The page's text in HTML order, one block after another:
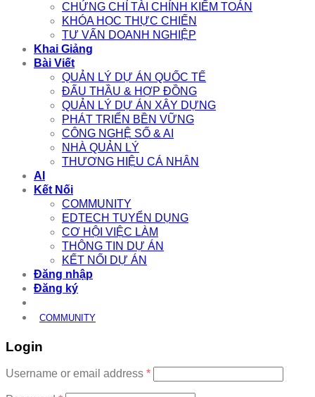
CHỨNG CHỈ TÀI CHÍNH KIỂM TOÁN
KHÓA HỌC THỰC CHIẾN
TƯ VẤN DOANH NGHIỆP
Khai Giảng
Bài Viết
QUẢN LÝ DỰ ÁN QUỐC TẾ
ĐẤU THẦU & HỢP ĐỒNG
QUẢN LÝ DỰ ÁN XÂY DỰNG
PHÁT TRIỂN BỀN VỮNG
CÔNG NGHỆ SỐ & AI
NHÀ QUẢN LÝ
THƯƠNG HIỆU CÁ NHÂN
AI
Kết Nối
COMMUNITY
EDTECH TUYỂN DỤNG
CƠ HỘI VIỆC LÀM
THÔNG TIN DỰ ÁN
KẾT NỐI DỰ ÁN
Đăng nhập
Đăng ký
COMMUNITY
Login
Username or email address *Required